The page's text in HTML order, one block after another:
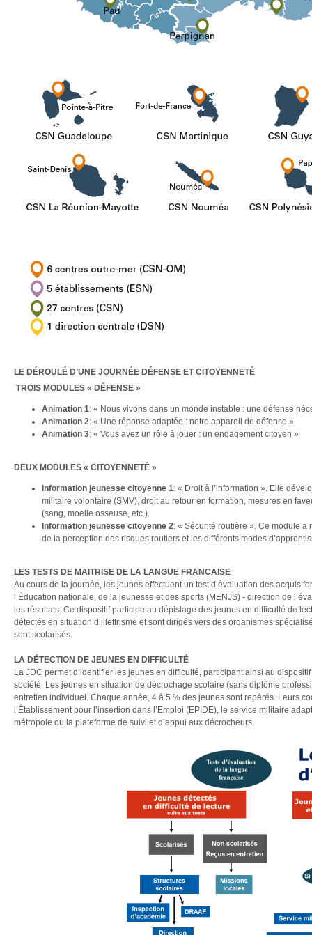
LE DÉROULÉ D’UNE JOURNÉE DÉFENSE ET CITOYENNETÉ
TROIS MODULES « DÉFENSE »
Animation 1: « Nous vivons dans un monde instable : une défense
Animation 2: « Une réponse adaptée : notre appareil de défense »
Animation 3: « Vous avez un rôle à jouer : un engagement citoyen »
DEUX MODULES « CITOYENNETÉ »
Information jeunesse citoyenne 1: « Droit à l’information ». Elle
militaire volontaire (SMV), droit au retour en formation, mesures en
(sang, moelle osseuse, etc.).
Information jeunesse citoyenne 2: « Sécurité routière ». Ce module a
de la perception des risques routiers et les différents modes
LES TESTS DE MAITRISE DE LA LANGUE FRANCAISE
Au cours de la journée, les jeunes effectuent un test d’évaluation des acquis
l’Éducation nationale, de la jeunesse et des sports (MENJS) - direction de
les résultats. Ce dispositif participe au dépistage des jeunes en difficulté de
détectés en situation d’illettrisme et sont dirigés vers des organismes
sont scolarisés.
LA DÉTECTION DE JEUNES EN DIFFICULTÉ
La JDC permet d’identifier les jeunes en difficulté, participant ainsi au
société. Les jeunes en situation de décrochage scolaire (sans diplôme
entretien individuel. Chaque année, 4 à 5 % des jeunes sont repérés. Leurs
l’Établissement pour l’insertion dans l’Emploi (EPIDE), le service militaire
métropole ou la plateforme de suivi et d’appui aux décrocheurs.